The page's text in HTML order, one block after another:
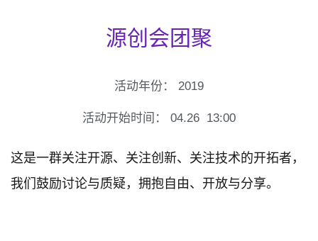
源创会团聚
活动年份： 2019
活动开始时间： 04.26 13:00
这是一群关注开源、关注创新、关注技术的开拓者，
我们鼓励讨论与质疑，拥抱自由、开放与分享。